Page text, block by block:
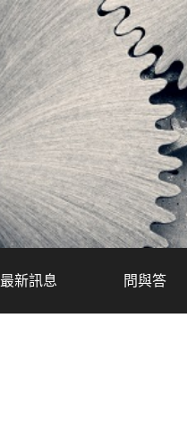
最新訊息 問與答